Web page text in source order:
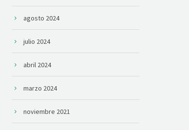
agosto 2024
julio 2024
abril 2024
marzo 2024
noviembre 2021